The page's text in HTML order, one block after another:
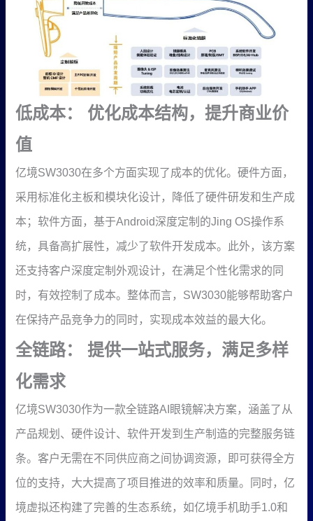
低成本： 优化成本结构，提升商业价
值
亿境SW3030在多个方面实现了成本的优化。硬件方面，
采用标准化主板和模块化设计，降低了硬件研发和生产成
本；软件方面，基于Android深度定制的Jing OS操作系
统，具备高扩展性，减少了软件开发成本。此外，该方案
还支持客户深度定制外观设计，在满足个性化需求的同
时，有效控制了成本。整体而言，SW3030能够帮助客户
在保持产品竞争力的同时，实现成本效益的最大化。
全链路： 提供一站式服务，满足多样
化需求
亿境SW3030作为一款全链路AI眼镜解决方案，涵盖了从
产品规划、硬件设计、软件开发到生产制造的完整服务链
条。客户无需在不同供应商之间协调资源，即可获得全方
位的支持，大大提高了项目推进的效率和质量。同时，亿
境虚拟还构建了完善的生态系统，如亿境手机助手1.0和